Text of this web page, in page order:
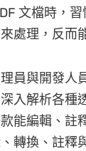
文檔時，
處理，反而
員與開發人
入解析各種
能編輯、註
轉換、註釋